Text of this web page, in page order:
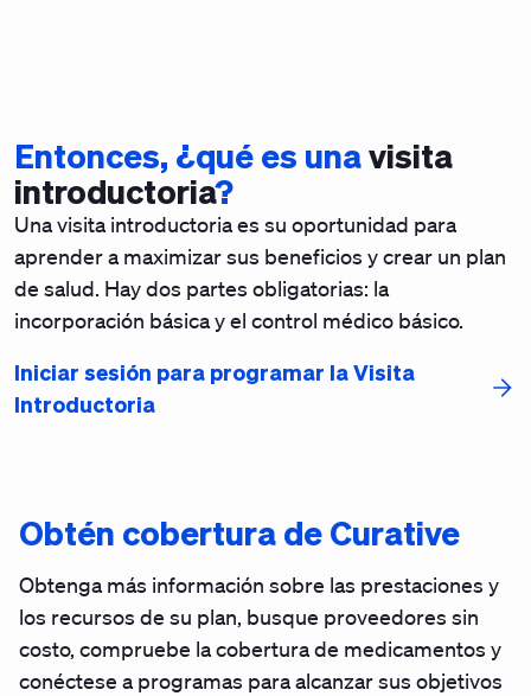
Entonces, ¿qué es unavisita
introductoria?
Una visita introductoria es su oportunidad para
aprender a maximizar sus beneficios y crear un plan
de salud. Hay dos partes obligatorias: la
incorporación básica y el control médico básico.
Iniciar sesión para programar la Visita
Introductoria
Obtén cobertura de Curative
Obtenga más información sobre las prestaciones y
los recursos de su plan, busque proveedores sin
costo, compruebe la cobertura de medicamentos y
conéctese a programas para alcanzar sus objetivos